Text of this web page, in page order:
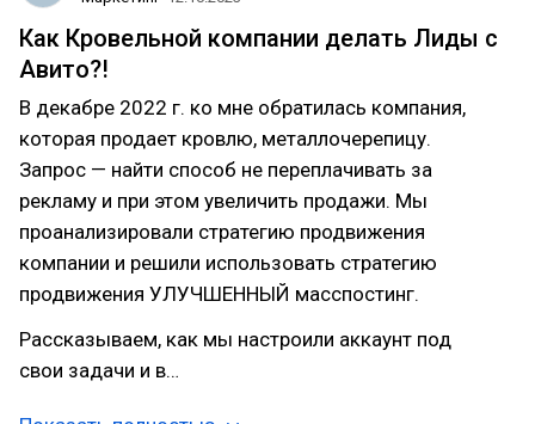
Как Кровельной компании делать Лиды с
Авито?!
В декабре 2022 г. ко мне обратилась компания,
которая продает кровлю, металлочерепицу.
Запрос — найти способ не переплачивать за
рекламу и при этом увеличить продажи. Мы
проанализировали стратегию продвижения
компании и решили использовать стратегию
продвижения УЛУЧШЕННЫЙ масспостинг.
Рассказываем, как мы настроили аккаунт под
свои задачи и в…